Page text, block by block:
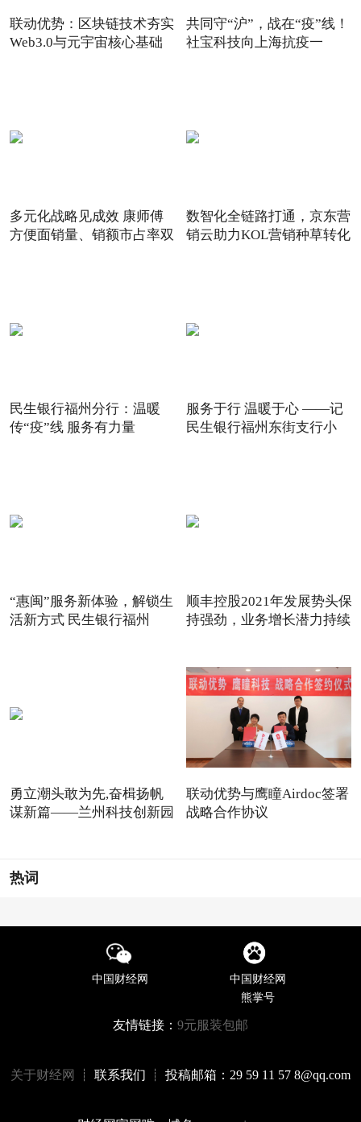
联动优势：区块链技术夯实
Web3.0与元宇宙核心基础
共同守“沪”，战在“疫”线！
社宝科技向上海抗疫一
多元化战略见成效 康师傅
方便面销量、销额市占率双
数智化全链路打通，京东营
销云助力KOL营销种草转化
民生银行福州分行：温暖
传“疫”线 服务有力量
服务于行 温暖于心 ——记
民生银行福州东街支行小
“惠闽”服务新体验，解锁生
活新方式 民生银行福州
顺丰控股2021年发展势头保
持强劲，业务增长潜力持续
勇立潮头敢为先,奋楫扬帆
谋新篇——兰州科技创新园
联动优势与鹰瞳Airdoc签署
战略合作协议
热词
中国财经网
中国财经网
熊掌号
友情链接： 9元服装包邮
关于财经网 ┊ 联系我们 ┊ 投稿邮箱：29 59 11 57 8@qq.com